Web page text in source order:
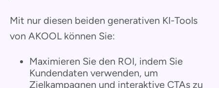
Mit nur diesen beiden generativen KI-Tools
von AKOOL können Sie:
Maximieren Sie den ROI, indem Sie
Kundendaten verwenden, um
Zielkampagnen und interaktive CTAs zu